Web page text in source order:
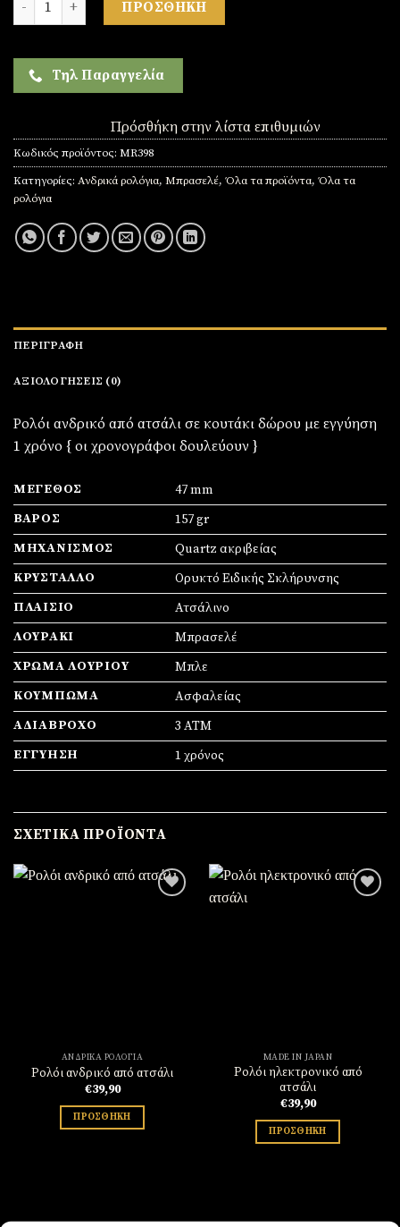
ΠΡΟΣΘΉΚΗ
Τηλ Παραγγελία
Πρόσθήκη στην λίστα επιθυμιών
Κωδικός προϊόντος: MR398
Κατηγορίες: Ανδρικά ρολόγια, Μπρασελέ, Όλα τα προϊόντα, Όλα τα
ρολόγια
ΠΕΡΙΓΡΑΦΉ
ΑΞΙΟΛΟΓΉΣΕΙΣ (0)
Ρολόι ανδρικό από ατσάλι σε κουτάκι δώρου με εγγύηση
1 χρόνο { οι χρονογράφοι δουλεύουν }
ΜΈΓΕΘΟΣ
47 mm
ΒΆΡΟΣ
157 gr
ΜΗΧΑΝΙΣΜΌΣ
Quartz ακριβείας
ΚΡΎΣΤΑΛΛΟ
Ορυκτό Ειδικής Σκλήρυνσης
ΠΛΑΊΣΙΟ
Ατσάλινο
ΛΟΥΡΆΚΙ
Μπρασελέ
ΧΡΏΜΑ ΛΟΥΡΙΟΎ
Μπλε
ΚΟΎΜΠΩΜΑ
Ασφαλείας
ΑΔΙΆΒΡΟΧΟ
3 ATM
ΕΓΓΎΗΣΗ
1 χρόνος
ΣΧΕΤΙΚΆ ΠΡΟΪΌΝΤΑ
ΑΝΔΡΙΚΆ ΡΟΛΌΓΙΑ
Ρολόι ανδρικό από ατσάλι
€39,90
ΠΡΟΣΘΉΚΗ
MADE IN JAPAN
Ρολόι ηλεκτρονικό από
ατσάλι
€39,90
ΠΡΟΣΘΉΚΗ